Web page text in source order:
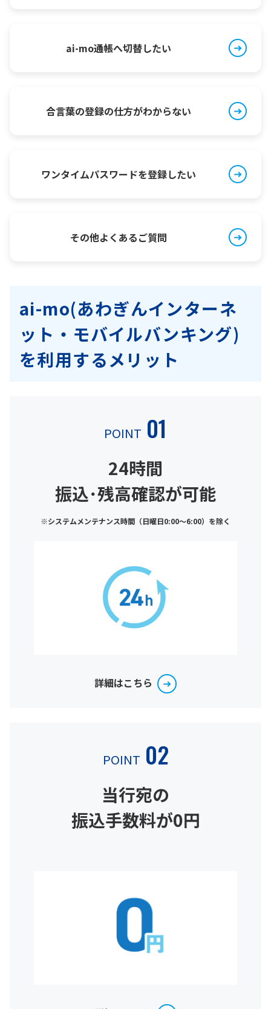
ai-mo通帳へ切替したい
合言葉の登録の仕方がわからない
ワンタイムパスワードを登録したい
その他よくあるご質問
ai-mo(あわぎんインターネ
ット・モバイルバンキング)
を利用するメリット
POINT 01
24時間
振込･残高確認が可能
※システムメンテナンス時間（日曜日0:00～6:00）を除く
詳細はこちら
POINT 02
当行宛の
振込手数料が0円